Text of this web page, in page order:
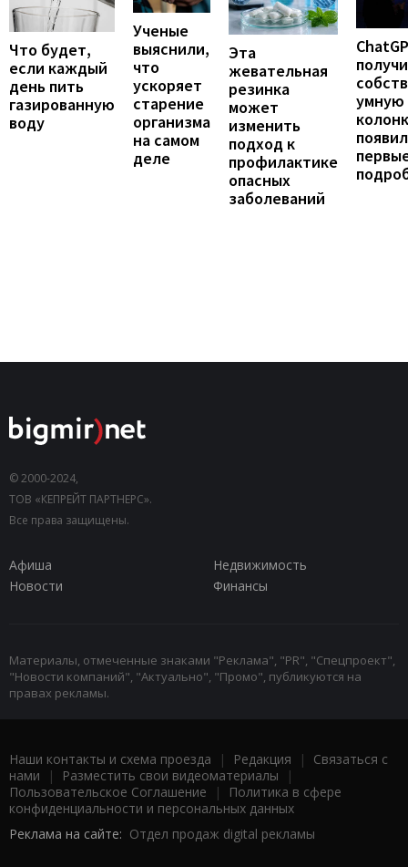
Что будет,
если каждый
день пить
газированную
воду
Ученые
выяснили,
что
ускоряет
старение
организма
на самом
деле
Эта
жевательная
резинка
может
изменить
подход к
профилактике
опасных
заболеваний
умную
© 2000-2024,
ТОВ «КЕПРЕЙТ ПАРТНЕРС».
Все права защищены.
Афиша
Недвижимость
Новости
Финансы
Материалы, отмеченные знаками "Реклама", "PR", "Спецпроект",
"Новости компаний", "Актуально", "Промо", публикуются на
правах рекламы.
Наши контакты и схема проезда | Редакция | Связаться с
нами | Разместить свои видеоматериалы |
Пользовательское Соглашение |
Политика в сфере
конфиденциальности и персональных данных
Реклама на сайте: Отдел продаж digital рекламы